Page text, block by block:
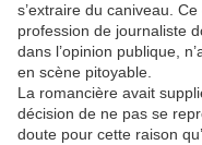
s’extraire du caniveau.
profession de journaliste
dans l’opinion publique,
en scène pitoyable.
La romancière avait
décision de ne pas se
doute pour cette raison